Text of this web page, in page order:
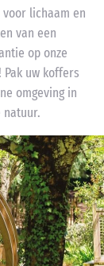
lichaam en
van een
op onze
uw koffers
omgeving in
natuur.